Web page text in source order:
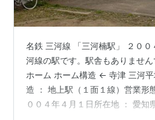
名鉄 三河線 「三河楠駅」 ２０
河線の駅です。駅舎もありませ
ホーム ホーム構造 ← 寺津 三河
造 ： 地上駅（１面１線）営業形
００４年４月１日所在地 ： 愛知